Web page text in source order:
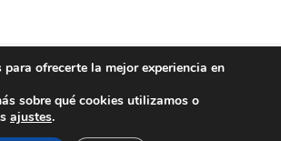
cookies
ofrecerte la mejor experiencia en
sobre qué cookies utilizamos o
ajustes.